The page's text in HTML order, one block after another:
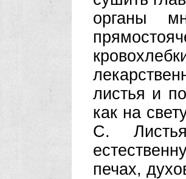
органы
листья и
как на
С.
печах,